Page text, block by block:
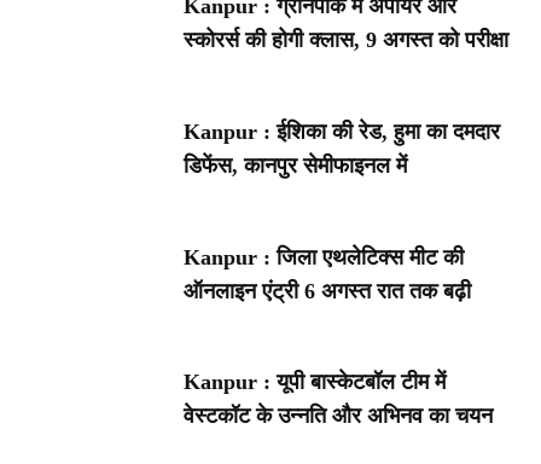
Kanpur : ग्रीनपार्क में अंपायर और
स्कोरर्स की होगी क्लास, 9 अगस्त को परीक्षा
Kanpur : ईशिका की रेड, हुमा का दमदार
डिफेंस, कानपुर सेमीफाइनल में
Kanpur : जिला एथलेटिक्स मीट की
ऑनलाइन एंट्री 6 अगस्त रात तक बढ़ी
Kanpur : यूपी बास्केटबॉल टीम में
वेस्टकॉट के उन्नति और अभिनव का चयन